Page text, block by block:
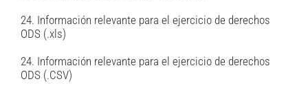
24. Información relevante para el ejercicio de derechos
ODS (.xls)
24. Información relevante para el ejercicio de derechos
ODS (.CSV)